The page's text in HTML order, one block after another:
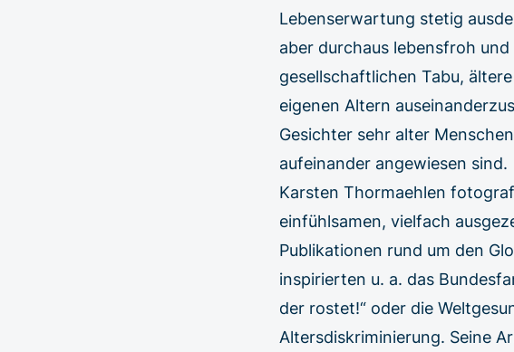
Lebenserwartung stetig
aber durchaus lebensfroh
gesellschaftlichen Tabu,
eigenen Altern
Gesichter sehr alter
aufeinander angewiesen sind.
Karsten Thormaehlen
einfühlsamen, vielfach
Publikationen rund um den
inspirierten u. a. das
der rostet!“ oder die
Altersdiskriminierung. Seine